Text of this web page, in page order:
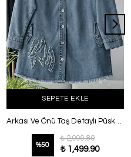
SEPETE EKLE
Arkası Ve Önü Taş Detaylı Püsküllü Kot Ceket Açık Mavi
%50
₺ 2,999.80
₺ 1,499.90